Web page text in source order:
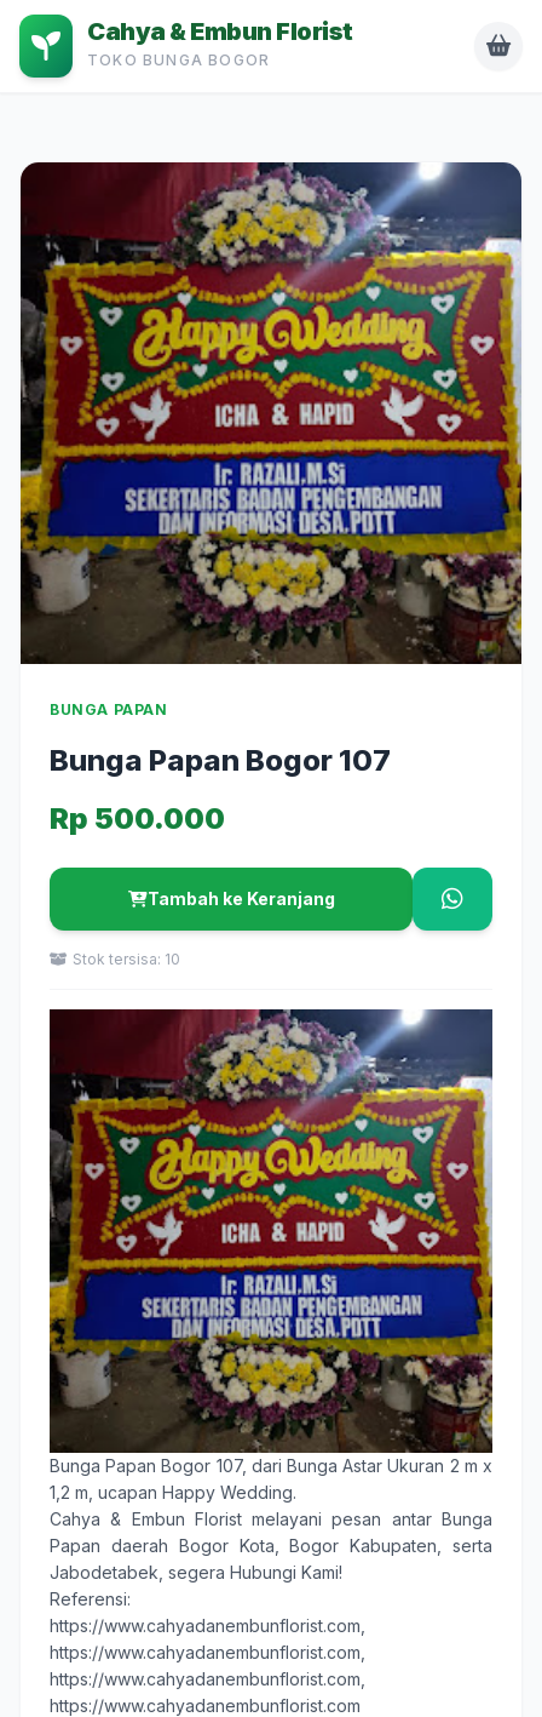
Cahya & Embun Florist
TOKO BUNGA BOGOR
BUNGA PAPAN
Bunga Papan Bogor 107
Rp 500.000
Tambah ke Keranjang
Stok tersisa: 10
Bunga Papan Bogor 107, dari Bunga Astar Ukuran 2 m x
1,2 m, ucapan Happy Wedding.
Cahya & Embun Floristmelayani pesan antarBunga
Papan daerah Bogor Kota ,Bogor Kabupaten , serta
Jabodetabek, segera Hubungi Kami!
Referensi:
https://www.cahyadanembunflorist.com,
https://www.cahyadanembunflorist.com,
https://www.cahyadanembunflorist.com,
https://www.cahyadanembunflorist.com